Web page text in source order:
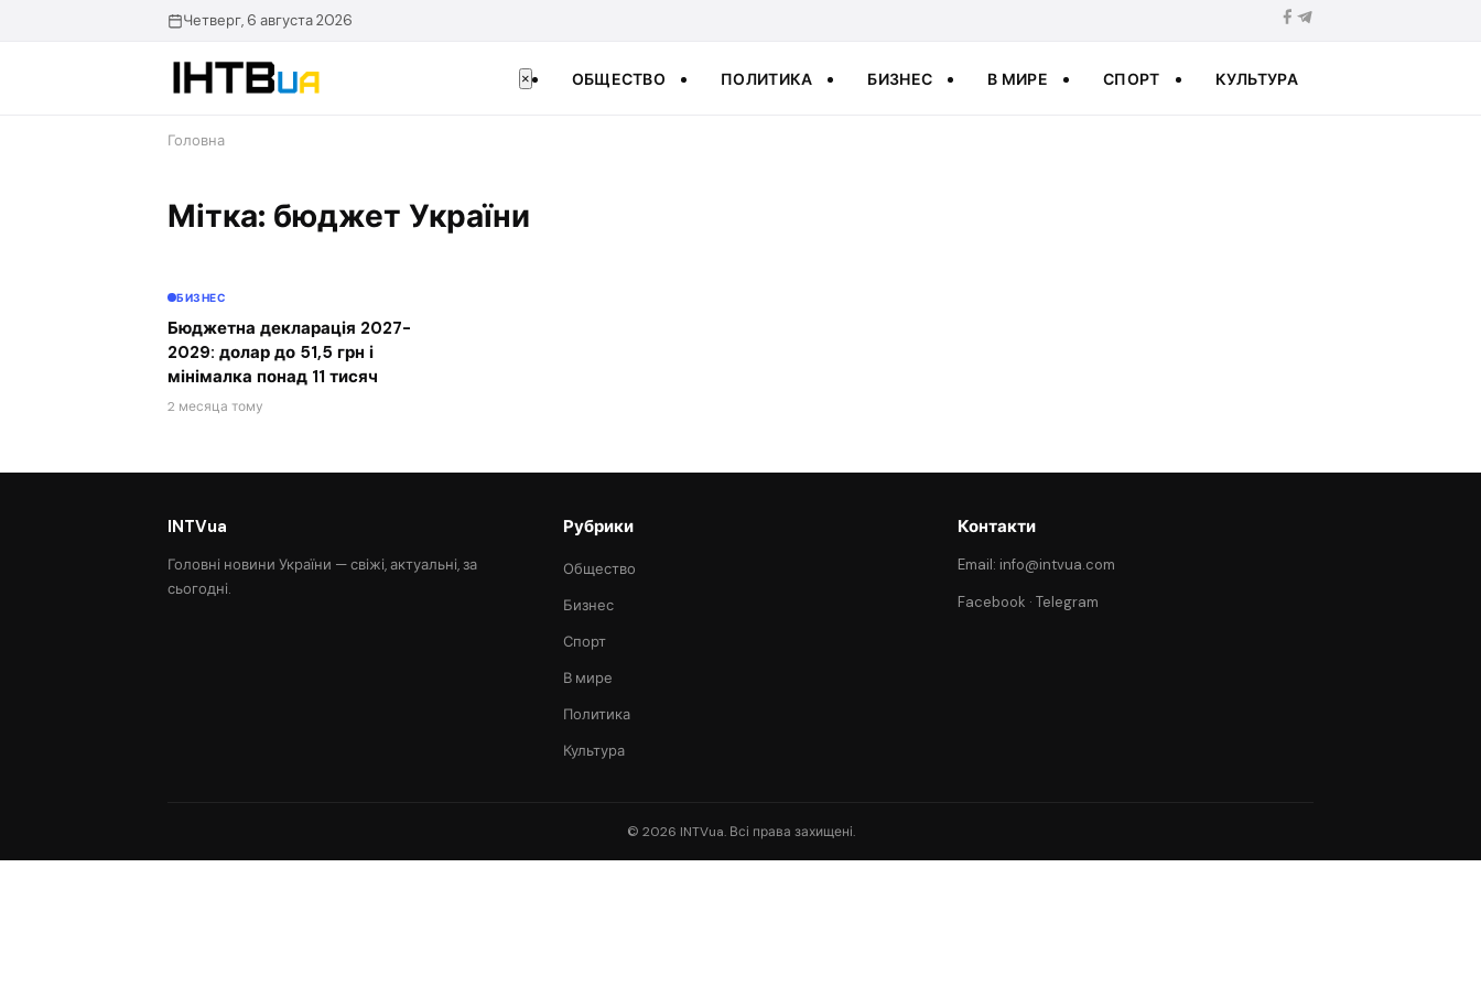
Четверг, 6 августа 2026
× ОБЩЕСТВО ПОЛИТИКА БИЗНЕС В МИРЕ СПОРТ КУЛЬТУРА
Головна
Мітка: бюджет України
БИЗНЕС
Бюджетна декларація 2027-
2029: долар до 51,5 грн і
мінімалка понад 11 тисяч
2 месяца тому
INTVua
Головні новини України — свіжі, актуальні, за
сьогодні.
Рубрики
Общество
Бизнес
Спорт
В мире
Политика
Культура
Контакти
Email: info@intvua.com
Facebook ·Telegram
© 2026 INTVua. Всі права захищені.